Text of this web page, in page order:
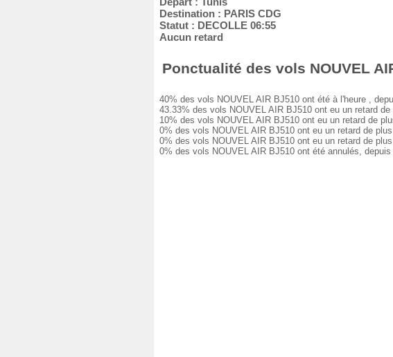
Destination : PARIS CDG
Statut : DECOLLE 06:55
Aucun retard
Ponctualité des vols NOUVEL
40% des vols NOUVEL AIR BJ510 ont été à l'heure ,
43.33% des vols NOUVEL AIR BJ510 ont eu un retard
10% des vols NOUVEL AIR BJ510 ont eu un retard de
0% des vols NOUVEL AIR BJ510 ont eu un retard de
0% des vols NOUVEL AIR BJ510 ont eu un retard de
0% des vols NOUVEL AIR BJ510 ont été annulés,